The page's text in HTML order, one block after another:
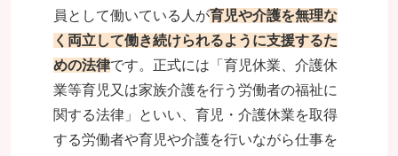
員として働いている人が育児や介護を無理な
く両立して働き続けられるように支援するた
めの法律です。正式には「育児休業、介護休
業等育児又は家族介護を行う労働者の福祉に
関する法律」といい、育児・介護休業を取得
する労働者や育児や介護を行いながら仕事を